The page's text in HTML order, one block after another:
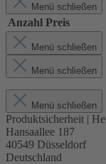
Menü schließen
Anzahl Preis
Menü schließen
Menü schließen
Menü schließen
Produktsicherheit |
Hansaallee 187
40549 Düsseldorf
Deutschland